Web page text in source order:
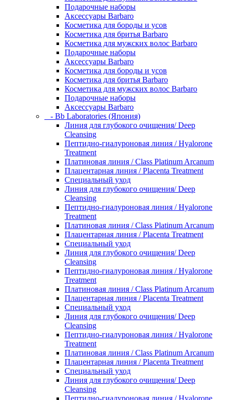
Подарочные наборы
Аксессуары Barbaro
Косметика для бороды и усов
Косметика для бритья Barbaro
Косметика для мужских волос Barbaro
Подарочные наборы
Аксессуары Barbaro
Косметика для бороды и усов
Косметика для бритья Barbaro
Косметика для мужских волос Barbaro
Подарочные наборы
Аксессуары Barbaro
- Bb Laboratories (Япония)
Линия для глубокого очищения/ Deep
Cleansing
Пептидно-гиалуроновая линия / Hyalorone
Treatment
Платиновая линия / Class Platinum Arcanum
Плацентарная линия / Placenta Treatment
Специальный уход
Линия для глубокого очищения/ Deep
Cleansing
Пептидно-гиалуроновая линия / Hyalorone
Treatment
Платиновая линия / Class Platinum Arcanum
Плацентарная линия / Placenta Treatment
Специальный уход
Линия для глубокого очищения/ Deep
Cleansing
Пептидно-гиалуроновая линия / Hyalorone
Treatment
Платиновая линия / Class Platinum Arcanum
Плацентарная линия / Placenta Treatment
Специальный уход
Линия для глубокого очищения/ Deep
Cleansing
Пептидно-гиалуроновая линия / Hyalorone
Treatment
Платиновая линия / Class Platinum Arcanum
Плацентарная линия / Placenta Treatment
Специальный уход
Линия для глубокого очищения/ Deep
Cleansing
Пептидно-гиалуроновая линия / Hyalorone